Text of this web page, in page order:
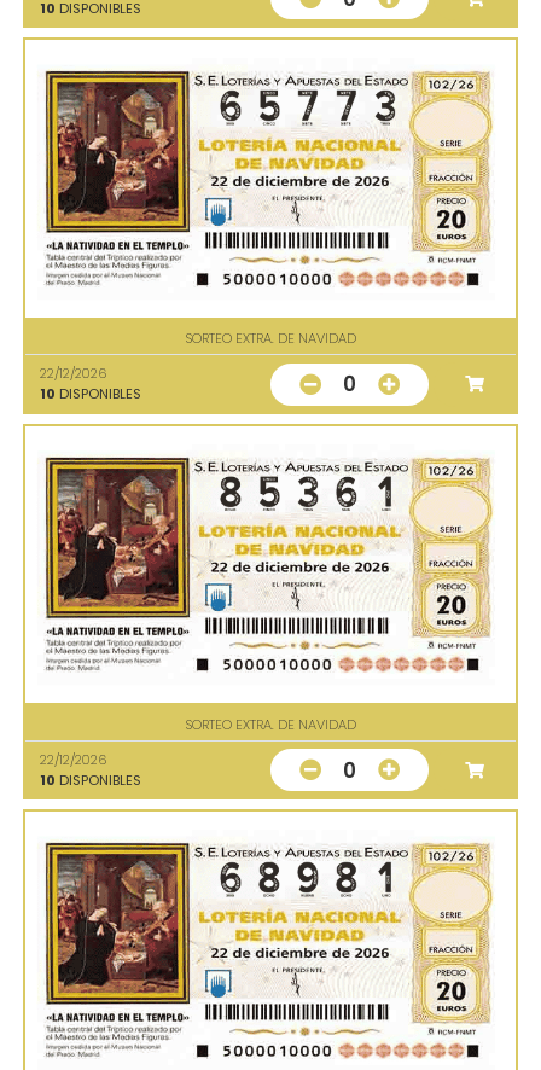
10 DISPONIBLES
SORTEO EXTRA. DE NAVIDAD
22/12/2026
10 DISPONIBLES 0
SORTEO EXTRA. DE NAVIDAD
22/12/2026
10 DISPONIBLES 0